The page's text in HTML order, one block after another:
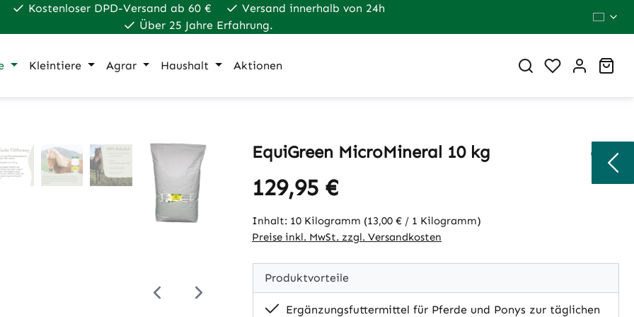
Kostenloser DPD-Versand ab 60 €
Versand innerhalb von 24h
Über 25 Jahre Erfahrung.
Kleintiere Agrar Haushalt Aktionen Du hast 0
EquiGreen MicroMineral 10 kg
Regulärer Preis:
129,95 €
Inhalt: 10 Kilogramm (13,00 € / 1 Kilogramm)
Preise inkl. MwSt. zzgl. Versandkosten
Produktvorteile
Ergänzungsfuttermittel für Pferde und Ponys zur täglichen